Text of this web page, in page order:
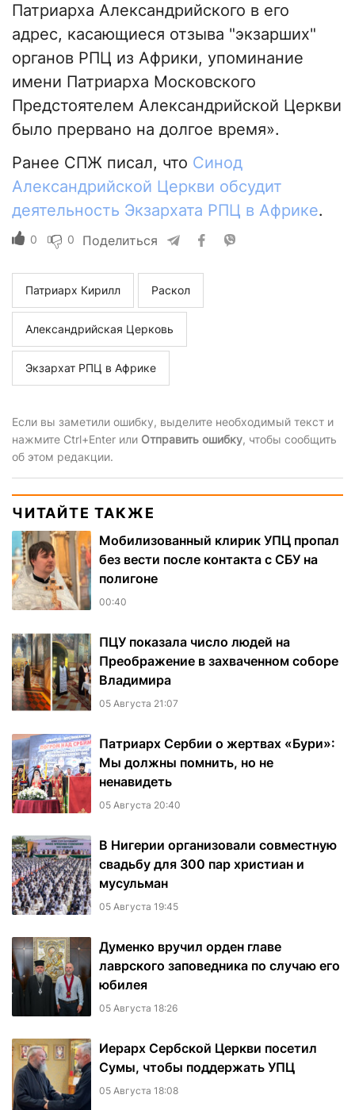
Патриарха Александрийского в его
адрес, касающиеся отзыва "экзарших"
органов РПЦ из Африки, упоминание
имени Патриарха Московского
Предстоятелем Александрийской Церкви
было прервано на долгое время».
Ранее СПЖ писал, что Синод
Александрийской Церкви обсудит
деятельность Экзархата РПЦ в Африке.
0 0 Поделиться
Патриарх Кирилл Раскол
Александрийская Церковь
Экзархат РПЦ в Африке
Если вы заметили ошибку, выделите необходимый текст и
нажмите Ctrl+Enter или Отправить ошибку, чтобы сообщить
об этом редакции.
ЧИТАЙТЕ ТАКЖЕ
Мобилизованный клирик УПЦ пропал
без вести после контакта с СБУ на
полигоне
00:40
ПЦУ показала число людей на
Преображение в захваченном соборе
Владимира
05 Августа 21:07
Патриарх Сербии о жертвах «Бури»:
Мы должны помнить, но не
ненавидеть
05 Августа 20:40
В Нигерии организовали совместную
свадьбу для 300 пар христиан и
мусульман
05 Августа 19:45
Думенко вручил орден главе
лаврского заповедника по случаю его
юбилея
05 Августа 18:26
Иерарх Сербской Церкви посетил
Сумы, чтобы поддержать УПЦ
05 Августа 18:08